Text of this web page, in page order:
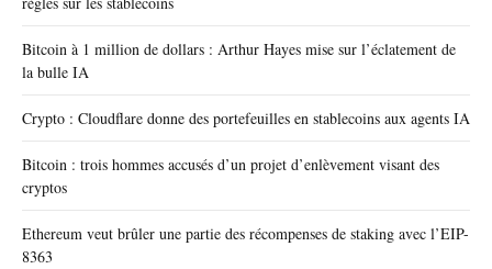
Bitcoin à 1 million de dollars : Arthur Hayes mise sur l’éclatement de
la bulle IA
Crypto : Cloudflare donne des portefeuilles en stablecoins aux agents IA
Bitcoin : trois hommes accusés d’un projet d’enlèvement visant des
cryptos
Ethereum veut brûler une partie des récompenses de staking avec l’EIP-
8363